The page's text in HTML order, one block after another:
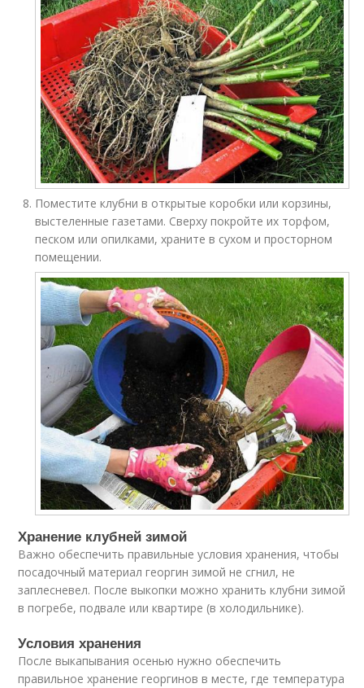
Поместите клубни в открытые коробки или корзины,
выстеленные газетами. Сверху покройте их торфом,
песком или опилками, храните в сухом и просторном
помещении.
Хранение клубней зимой
Важно обеспечить правильные условия хранения, чтобы
посадочный материал георгин зимой не сгнил, не
заплесневел. После выкопки можно хранить клубни зимой
в погребе, подвале или квартире (в холодильнике).
Условия хранения
После выкапывания осенью нужно обеспечить
правильное хранение георгинов в месте, где температура